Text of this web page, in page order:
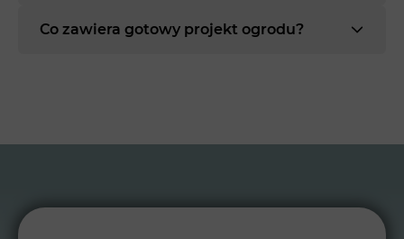
Co zawiera gotowy projekt ogrodu?